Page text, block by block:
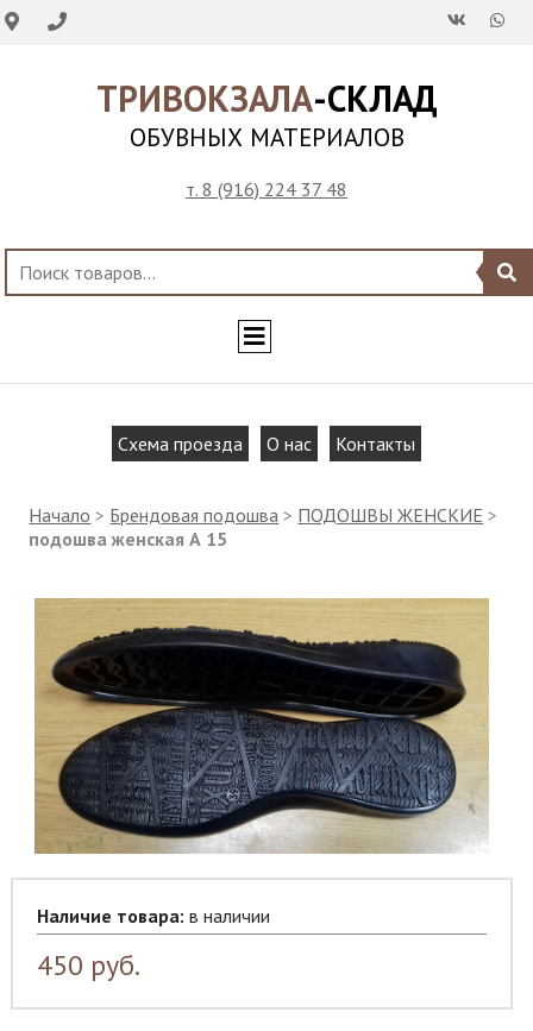
ТРИВОКЗАЛА-СКЛАД
ОБУВНЫХ МАТЕРИАЛОВ
т. 8 (916) 224 37 48
Схема проезда О нас Контакты
Начало > Брендовая подошва > ПОДОШВЫ ЖЕНСКИЕ >
подошва женская А 15
Наличие товара: в наличии
450 руб.